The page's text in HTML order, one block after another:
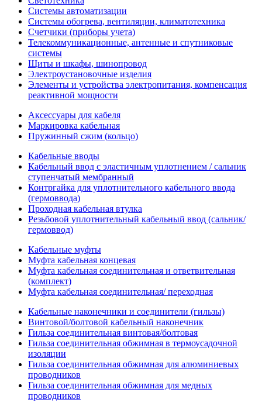
Системы автоматизации
Системы обогрева, вентиляции, климатотехника
Счетчики (приборы учета)
Телекоммуникационные, антенные и спутниковые
системы
Щиты и шкафы, шинопровод
Электроустановочные изделия
Элементы и устройства электропитания, компенсация
реактивной мощности
Аксессуары для кабеля
Маркировка кабельная
Пружинный сжим (кольцо)
Кабельные вводы
Кабельный ввод с эластичным уплотнением / сальник
ступенчатый мембранный
Контргайка для уплотнительного кабельного ввода
(гермоввода)
Проходная кабельная втулка
Резьбовой уплотнительный кабельный ввод (сальник/
гермоввод)
Кабельные муфты
Муфта кабельная концевая
Муфта кабельная соединительная и ответвительная
(комплект)
Муфта кабельная соединительная/ переходная
Кабельные наконечники и соединители (гильзы)
Винтовой/болтовой кабельный наконечник
Гильза соединительная винтовая/болтовая
Гильза соединительная обжимная в термоусадочной
изоляции
Гильза соединительная обжимная для алюминиевых
проводников
Гильза соединительная обжимная для медных
проводников